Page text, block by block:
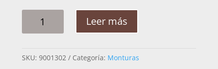
HOMBRE
C/
Leer más
SKU: 9001302 Categoría: Monturas